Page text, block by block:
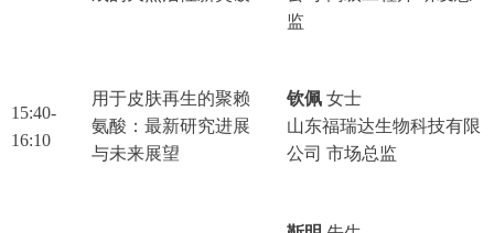
监
15:40-
16:10
用于皮肤再生的聚赖
氨酸：最新研究进展
与未来展望
钦佩 女士
山东福瑞达生物科技有限
公司 市场总监